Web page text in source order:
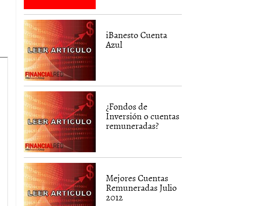
iBanesto Cuenta
Azul
¿Fondos de
Inversión o cuentas
remuneradas?
Mejores Cuentas
Remuneradas Julio
2012